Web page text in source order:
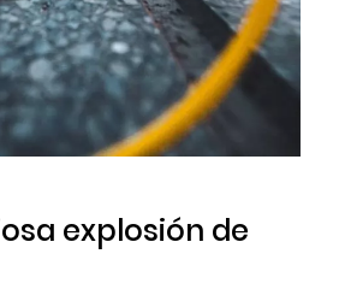
explosión de